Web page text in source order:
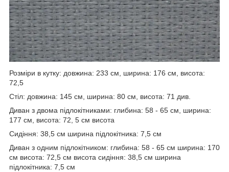
Розміри в кутку: довжина: 233 см, ширина: 176 см, висота:
72,5
Стіл: довжина: 145 см, ширина: 80 см, висота: 71 див.
Диван з двома підлокітниками: глибина: 58 - 65 см, ширина:
177 см, висота: 72, 5 см висота
Сидіння: 38,5 см ширина підлокітника: 7,5 см
Диван з одним підлокітником: глибина: 58 - 65 см ширина: 170
см висота: 72,5 см висота сидіння: 38,5 см ширина
підлокітника: 7,5 см